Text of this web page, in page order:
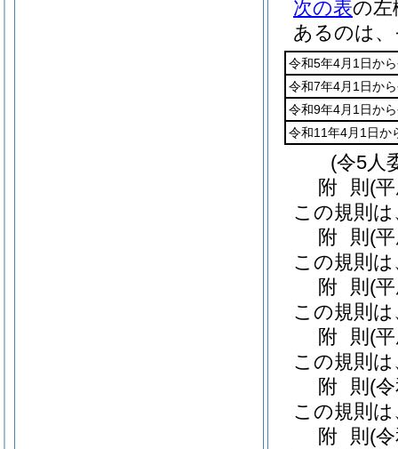
次の表の左
あるのは
令和5年4月1日か
令和7年4月1日か
令和9年4月1日か
令和11年4月1日か
(令5人
附 則 (
この規則
附 則 (
この規則
附 則 (
この規則
附 則 (
この規則
附 則 (
この規則
附 則 (